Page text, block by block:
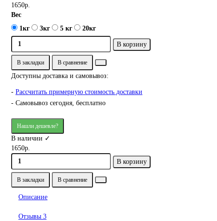
1650р.
Вес
1кг
3кг 5 кг 20кг
В корзину
В закладки В сравнение
Доступны доставка и самовывоз:
- Рассчитать примерную стоимость доставки
- Самовывоз сегодня, бесплатно
Нашли дешевле?
В наличии ✓
1650р.
В корзину
В закладки В сравнение
Описание
Отзывы 3